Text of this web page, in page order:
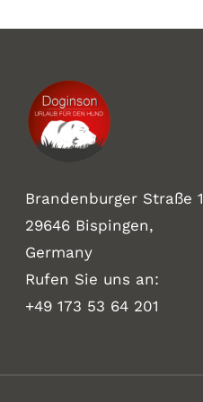
Brandenburger Straße
29646 Bispingen,
Germany
Rufen Sie uns an:
+49 173 53 64 201